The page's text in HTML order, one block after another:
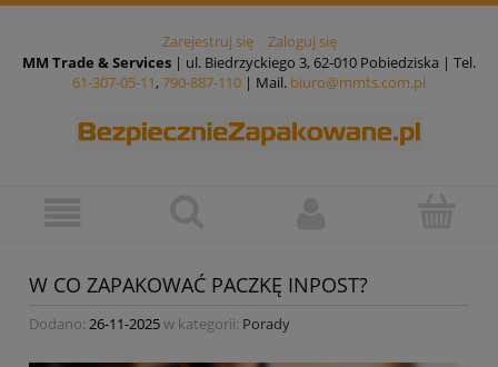
Zarejestruj się
Zaloguj się
MM Trade & Services | ul. Biedrzyckiego 3, 62-010 Pobiedziska | Tel.
61-307-05-11, 790-887-110 | Mail. biuro@mmts.com.pl
W CO ZAPAKOWAĆ PACZKĘ INPOST?
Dodano: 26-11-2025w kategorii: Porady